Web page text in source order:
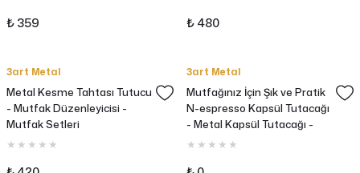
₺ 359 ₺ 480
3art Metal
Metal Kesme Tahtası Tutucu
- Mutfak Düzenleyicisi -
Mutfak Setleri
3art Metal
Mutfağınız İçin Şık ve Pratik
N-espresso Kapsül Tutacağı
- Metal Kapsül Tutacağı -
Kapsül Askısı